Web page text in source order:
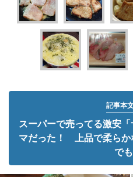
記事本
スーパーで売ってる激安
マだった！ 上品で柔らか
で